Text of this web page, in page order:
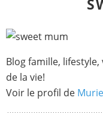
Blog famille,
de la vie!
Voir le profil de